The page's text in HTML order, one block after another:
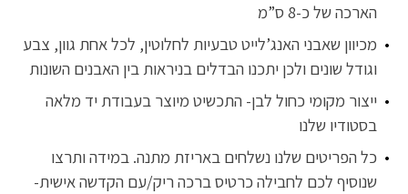
הארכה של כ-8 ס”מ
מכיוון שאבני האנג’לייט טבעיות לחלוטין, לכל אחת גוון, צבע
וגודל שונים ולכן יתכנו הבדלים בניראות בין האבנים השונות
ייצור מקומי כחול לבן- התכשיט מיוצר בעבודת יד מלאה
בסטודיו שלנו
כל הפריטים שלנו נשלחים באריזת מתנה. במידה ותרצו
שנוסיף לכם לחבילה כרטיס ברכה ריק/עם הקדשה אישית-